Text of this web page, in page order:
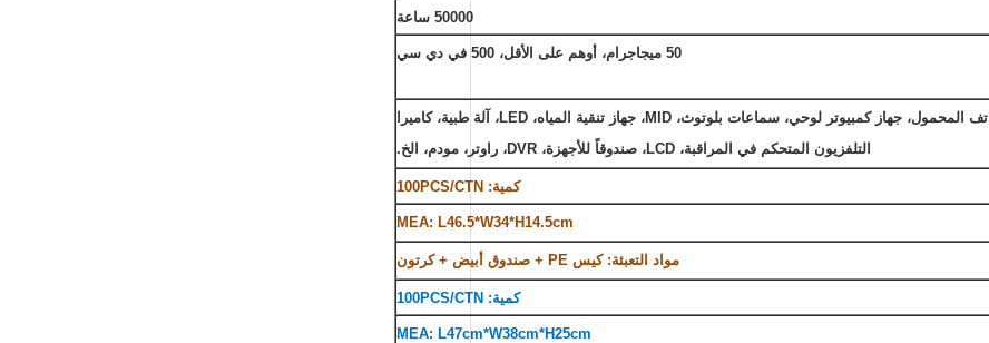
50000 ساعة
50 ميجاجرام، أوهم على الأقل، 500 في دي سي
الهاتف المحمول، جهاز كمبيوتر لوحي، سماعات بلوتوث، MID، جهاز تنقية المياه، LED، آلة طبية، كاميرا
التلفزيون المتحكم في المراقبة، LCD، صندوقاً للأجهزة، DVR، راوتر، مودم، الخ.
كمية: 100PCS/CTN
MEA: L46.5*W34*H14.5cm
مواد التعبئة: كيس PE + صندوق أبيض + كرتون
كمية: 100PCS/CTN
MEA: L47cm*W38cm*H25cm